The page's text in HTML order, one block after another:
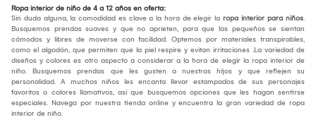
Ropa interior de niño de 4 a 12 años en oferta:
Sin duda alguna, la comodidad es clave a la hora de elegir la ropa interior para niños.
Busquemos prendas suaves y que no aprieten, para que los pequeños se sientan
cómodos y libres de moverse con facilidad. Optemos por materiales transpirables,
como el algodón, que permiten que la piel respire y evitan irritaciones .La variedad de
diseños y colores es otro aspecto a considerar a la hora de elegir la ropa interior de
niño. Busquemos prendas que les gusten a nuestros hijos y que reflejen su
personalidad. A muchos niños les encanta llevar estampados de sus personajes
favoritos o colores llamativos, así que busquemos opciones que les hagan sentirse
especiales. Navega por nuestra tienda online y encuentra la gran variedad de ropa
interior de niño.